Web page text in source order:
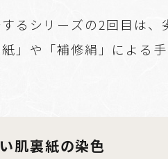
るシリーズの2回目は
」や「補修絹」による
肌裏紙の染色